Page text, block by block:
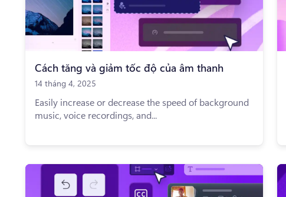
Cách tăng và giảm tốc độ của âm thanh
14 tháng 4, 2025
Easily increase or decrease the speed of background
music, voice recordings, and...